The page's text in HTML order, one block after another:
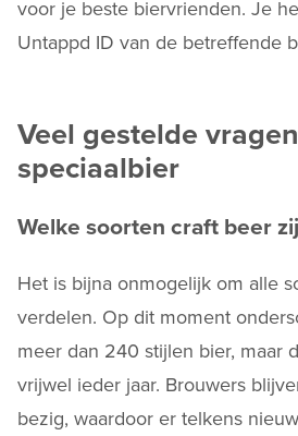
voor je beste biervrienden. Je
Untappd ID van de betreffende
Veel gestelde
speciaalbier
Welke soorten craft beer
Het is bijna onmogelijk om alle
verdelen. Op dit moment
meer dan 240 stijlen bier, maar
vrijwel ieder jaar. Brouwers
bezig, waardoor er telkens